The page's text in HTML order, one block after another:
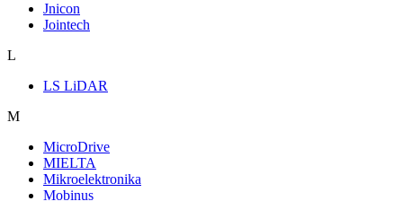
Jnicon
Jointech
L
LS LiDAR
M
MicroDrive
MIELTA
Mikroelektronika
Mobinus